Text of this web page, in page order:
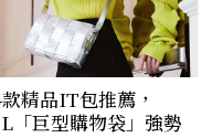
精品IT包推薦，
巨型購物袋」強勢